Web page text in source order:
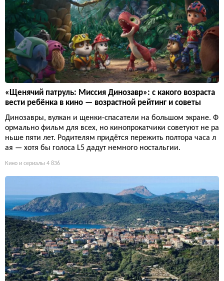
«Щенячий патруль: Миссия Динозавр»: с какого возраста
вести ребёнка в кино — возрастной рейтинг и советы
Динозавры, вулкан и щенки-спасатели на большом экране. Ф
ормально фильм для всех, но кинопрокатчики советуют не ра
ньше пяти лет. Родителям придётся пережить полтора часа л
ая — хотя бы голоса L5 дадут немного ностальгии.
Кино и сериалы 4 836